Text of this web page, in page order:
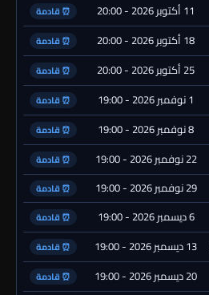
11 أكتوبر 2026 - 20:00 ⏰ قادمة
18 أكتوبر 2026 - 20:00 ⏰ قادمة
25 أكتوبر 2026 - 20:00 ⏰ قادمة
1 نوفمبر 2026 - 19:00 ⏰ قادمة
8 نوفمبر 2026 - 19:00 ⏰ قادمة
22 نوفمبر 2026 - 19:00 ⏰ قادمة
29 نوفمبر 2026 - 19:00 ⏰ قادمة
6 ديسمبر 2026 - 19:00 ⏰ قادمة
13 ديسمبر 2026 - 19:00 ⏰ قادمة
20 ديسمبر 2026 - 19:00 ⏰ قادمة